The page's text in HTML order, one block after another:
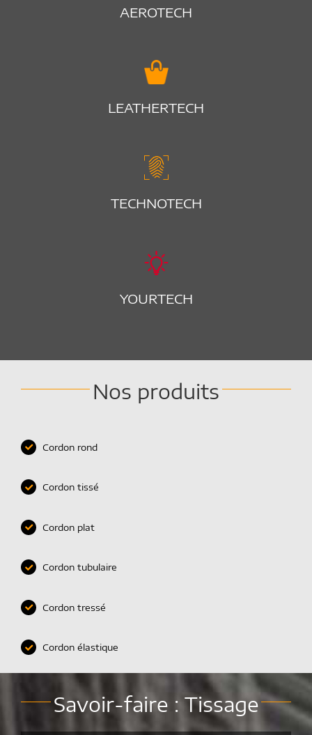
AEROTECH
LEATHERTECH
TECHNOTECH
YOURTECH
Nos produits
Cordon rond
Cordon tissé
Cordon plat
Cordon tubulaire
Cordon tressé
Cordon élastique
Savoir-faire : Tissage